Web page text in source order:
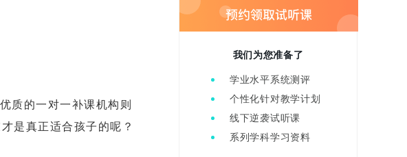
质的一对一补课机构则
是真正适合孩子的呢？
我们为您准备了
学业水平系统测评
个性化针对教学计划
线下逆袭试听课
系列学科学习资料